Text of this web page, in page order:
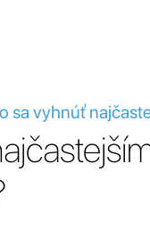
sa vyhnúť